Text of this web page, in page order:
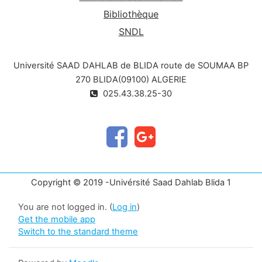
Bibliothèque
SNDL
Université SAAD DAHLAB de BLIDA route de SOUMAA BP
270 BLIDA(09100) ALGERIE
025.43.38.25-30
Copyright © 2019 -Univérsité Saad Dahlab Blida 1
You are not logged in. (Log in)
Get the mobile app
Switch to the standard theme